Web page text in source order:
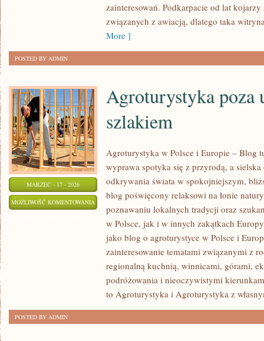
zainteresowań. Podkarpacie od lat
związanych z awiacją, dlatego taka
More ]
POSTED BY ADMIN
MARZEC - 17 - 2026
MOŻLIWOŚĆ KOMENTOWANIA AGROTURYSTYKA
POZA
SZLAKIEM
Agroturystyka poza
szlakiem
Agroturystyka w Polsce i Europie – Blog
wyprawa spotyka się z przyrodą, a
odkrywania świata w spokojniejszym,
blog poświęcony relaksowi na łonie
poznawaniu lokalnych tradycji oraz
w Polsce, jak i w innych zakątkach
jako blog o agroturystyce w Polsce i
zainteresowanie tematami związanymi z
regionalną kuchnią, winnicami, górami,
podróżowania i nieoczywistymi
to Agroturystyka i Agroturystyka z
POSTED BY ADMIN